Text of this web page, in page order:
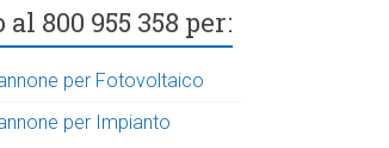
800 955 358 per:
per Fotovoltaico
per Impianto